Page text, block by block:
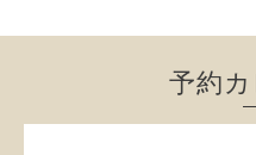
予約